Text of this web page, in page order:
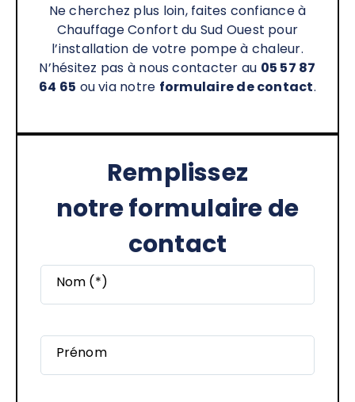
Ne cherchez plus loin, faites confiance à
Chauffage Confort du Sud Ouest pour
l’installation de votre pompe à chaleur.
N’hésitez pas à nous contacter au 05 57 87
64 65 ou via notre formulaire de contact.
Remplissez
notre formulaire de
contact
Nom (*)
Prénom